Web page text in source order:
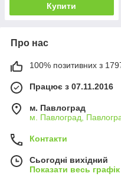
Купити
Про нас
100% позитивних з 1797
Працює з 07.11.2016
м. Павлоград
м. Павлоград,
Контакти
Сьогодні вихідний
Показати весь